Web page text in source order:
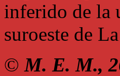
inferido de la
suroeste de
©M. E. M.,